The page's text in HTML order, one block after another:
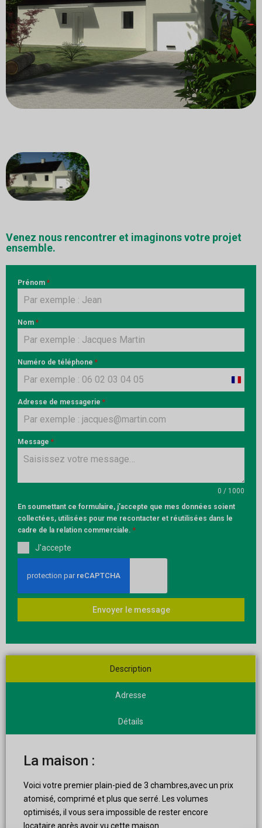
Venez nous rencontrer et imaginons votre projet
ensemble.
Prénom *
Nom *
Numéro de téléphone *
France
Adresse de messagerie *
Message *
0 / 1000
En soumettant ce formulaire, j'accepte que mes données soient
collectées, utilisées pour me recontacter et réutilisées dans le
cadre de la relation commerciale. *
J'accepte
Envoyer le message
Description
Adresse
Détails
La maison :
Voici votre premier plain-pied de 3 chambres,avec un prix
atomisé, comprimé et plus que serré. Les volumes
optimisés, il vous sera impossible de rester encore
locataire après avoir vu cette maison.